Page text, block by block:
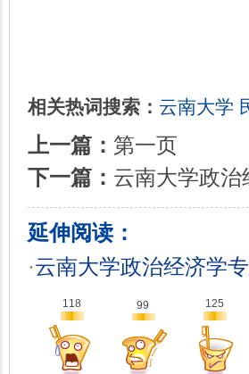
相关热词搜索： 云南大学
上一篇： 第一页
下一篇： 云南大学政治
延伸阅读：
·云南大学政治经济学
118 99 125